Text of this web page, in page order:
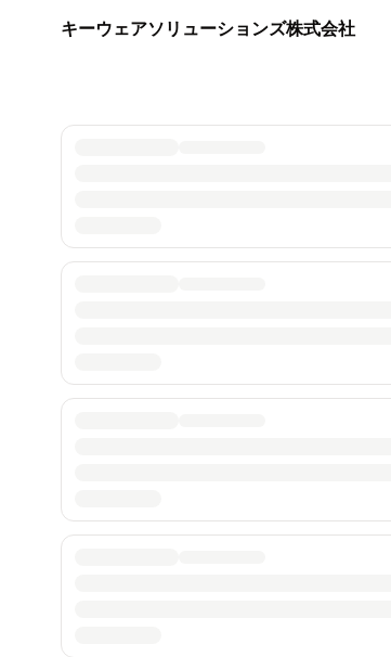
キーウェアソリューションズ株式会社